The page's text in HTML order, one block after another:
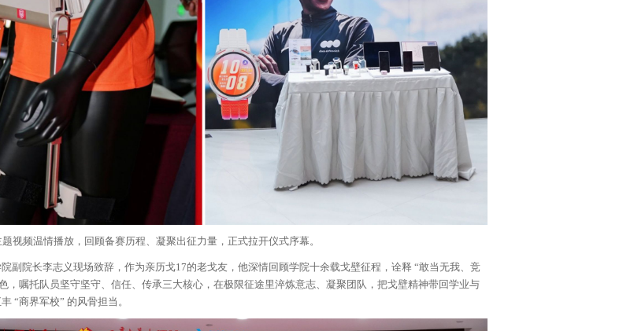
视频温情播放，回顾备赛历程、凝聚出征力量，正式拉开仪式序幕。
副院长李志义现场致辞，作为亲历戈17的老戈友，他深情回顾学院十余载戈壁征程，诠释 “敢当无我、竞
，嘱托队员坚守坚守、信任、传承三大核心，在极限征途里淬炼意志、凝聚团队，把戈壁精神带回学业与
“商界军校” 的风骨担当。